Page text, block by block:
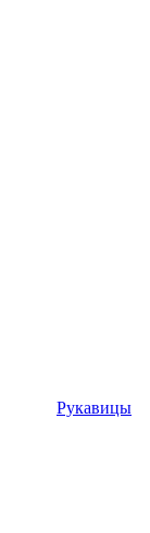
Рукавицы